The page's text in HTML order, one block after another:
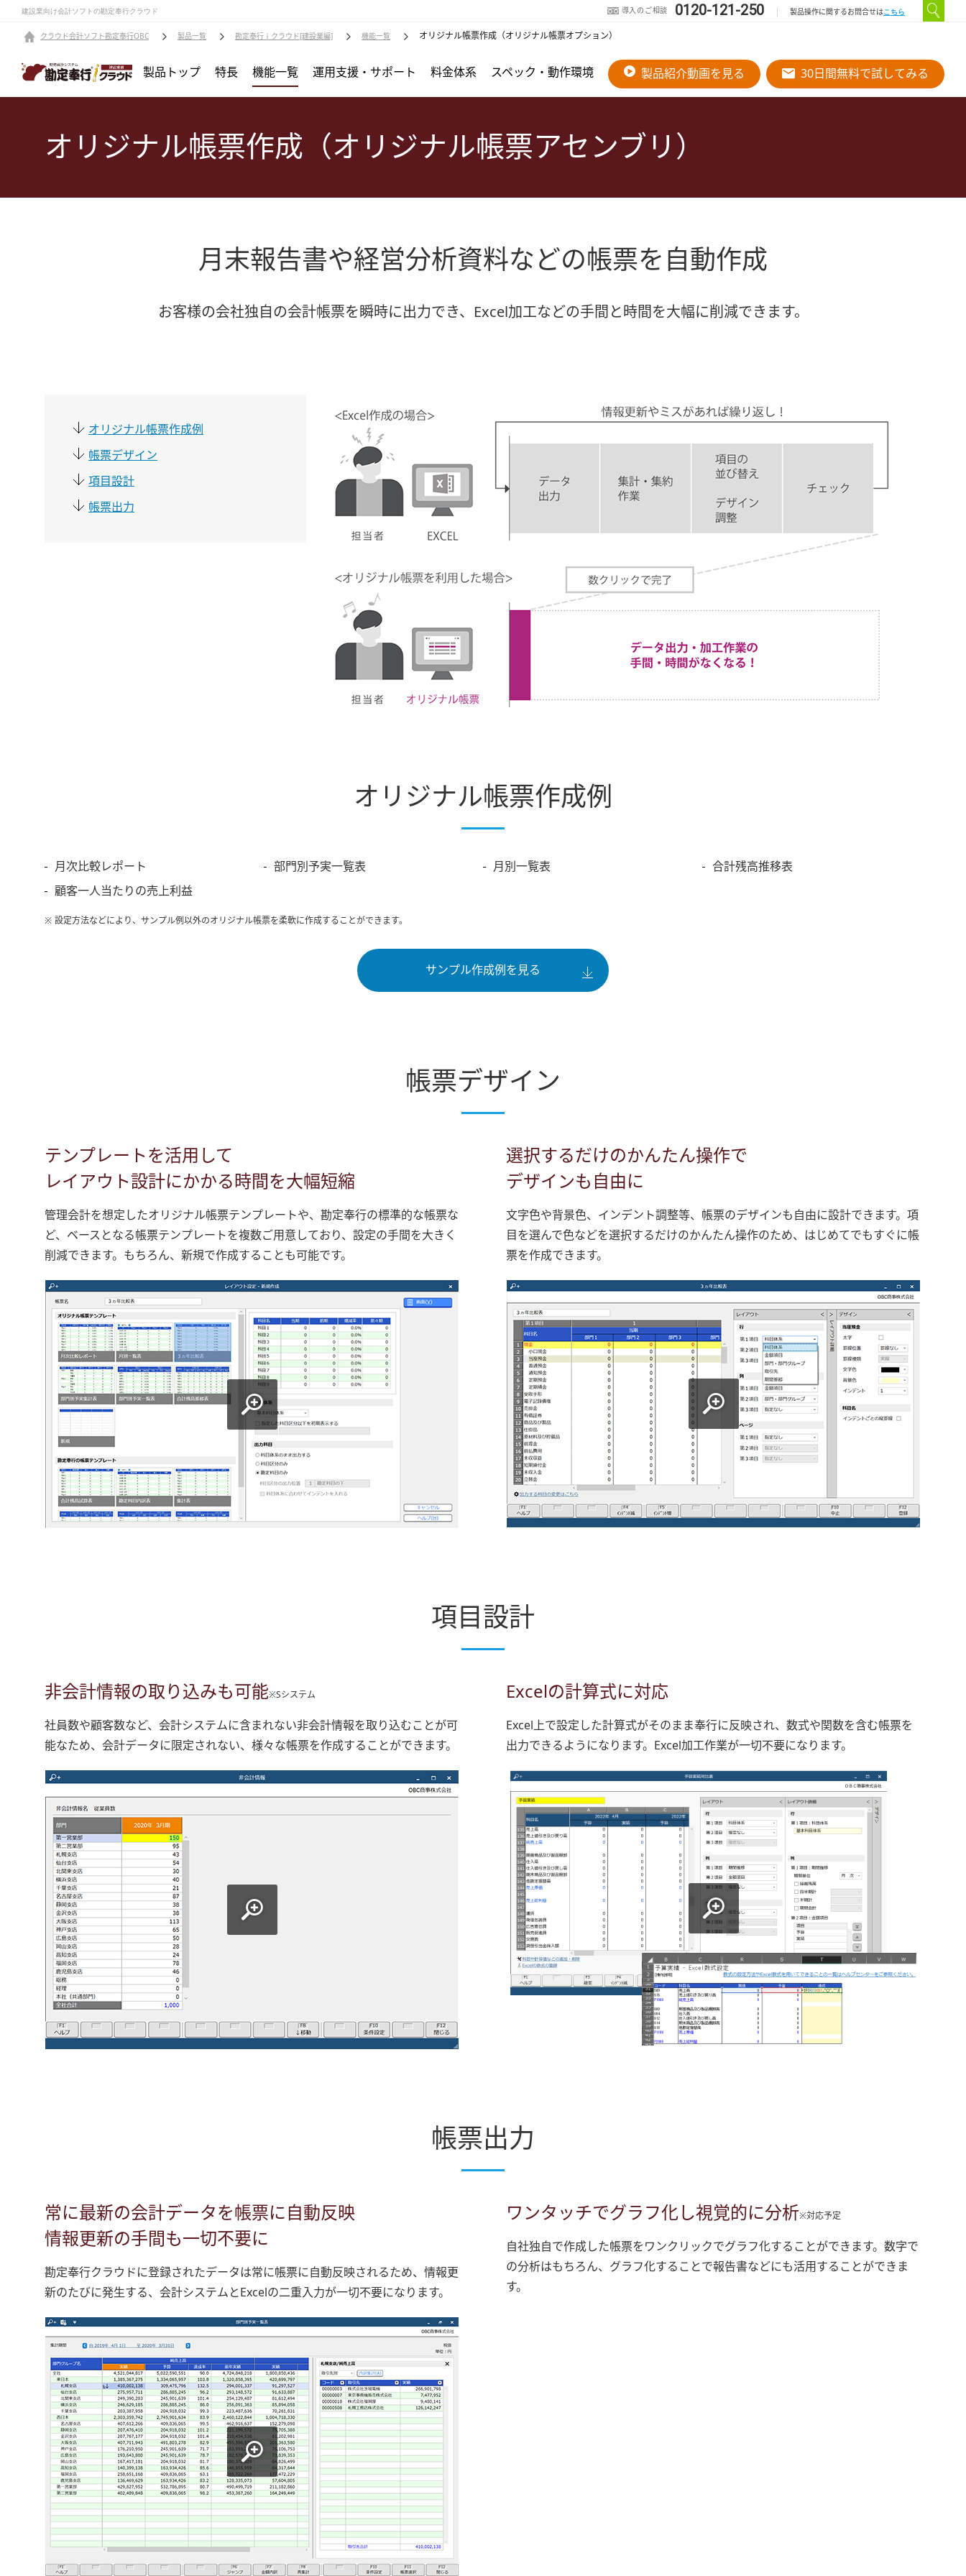
建設業向け会計ソフトの勘定奉行クラウド 導入のご相談 0120-121-250 製品操作に関するお問合せは こちら
クラウド会計ソフト勘定奉行OBC 製品一覧 勘定奉行ｉクラウド[建設業編] 機能一覧 オリジナル帳票作成（オリジナル帳票オプション）
製品トップ 特長 機能一覧 運用支援・サポート 料金体系 スペック・動作環境 製品紹介動画を見る 30日間無料で試してみる
オリジナル帳票作成（オリジナル帳票アセンブリ）
月末報告書や経営分析資料などの帳票を自動作成
お客様の会社独自の会計帳票を瞬時に出力でき、Excel加工などの手間と時間を大幅に削減できます。
オリジナル帳票作成例
帳票デザイン
項目設計
帳票出力
オリジナル帳票作成例
月次比較レポート 部門別予実一覧表 月別一覧表 合計残高推移表
顧客一人当たりの売上利益
※ 設定方法などにより、サンプル例以外のオリジナル帳票を柔軟に作成することができます。
サンプル作成例を見る
帳票デザイン
テンプレートを活用して
レイアウト設計にかかる時間を大幅短縮
管理会計を想定したオリジナル帳票テンプレートや、勘定奉行の標準的な帳票な
ど、ベースとなる帳票テンプレートを複数ご用意しており、設定の手間を大きく
削減できます。もちろん、新規で作成することも可能です。
選択するだけのかんたん操作で
デザインも自由に
文字色や背景色、インデント調整等、帳票のデザインも自由に設計できます。項
目を選んで色などを選択するだけのかんたん操作のため、はじめてでもすぐに帳
票を作成できます。
項目設計
非会計情報の取り込みも可能※Sシステム
社員数や顧客数など、会計システムに含まれない非会計情報を取り込むことが可
能なため、会計データに限定されない、様々な帳票を作成することができます。
Excelの計算式に対応
Excel上で設定した計算式がそのまま奉行に反映され、数式や関数を含む帳票を
出力できるようになります。Excel加工作業が一切不要になります。
帳票出力
常に最新の会計データを帳票に自動反映
情報更新の手間も一切不要に
勘定奉行クラウドに登録されたデータは常に帳票に自動反映されるため、情報更
新のたびに発生する、会計システムとExcelの二重入力が一切不要になります。
ワンタッチでグラフ化し視覚的に分析※対応予定
自社独自で作成した帳票をワンクリックでグラフ化することができます。数字で
の分析はもちろん、グラフ化することで報告書などにも活用することができま
す。